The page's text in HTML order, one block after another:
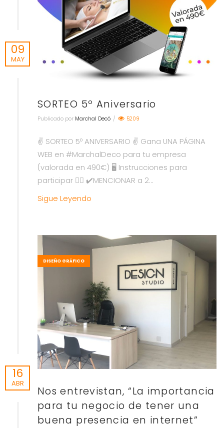
SORTEO 5º Aniversario
Publicado por Marchal Decó / 5209
✌️ SORTEO 5º ANIVERSARIO ✌️ Gana UNA PÁGINA
WEB en #MarchalDeco para tu empresa
(valorada en 490€) 🖥️ Instrucciones para
participar 👇🏻 ✔️MENCIONAR a 2...
Sigue Leyendo
09
MAY
DISEÑO GRÁFICO
Nos entrevistan, “La importancia
para tu negocio de tener una
buena presencia en internet”
16
ABR